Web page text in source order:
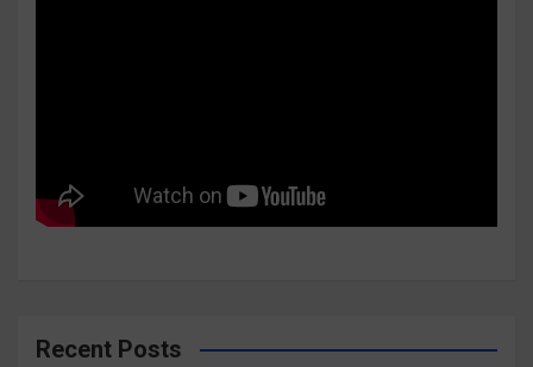
Recent Posts